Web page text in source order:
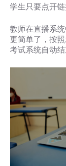
学生只要点开
教师在直播系
更简单了，按
考试系统自动结